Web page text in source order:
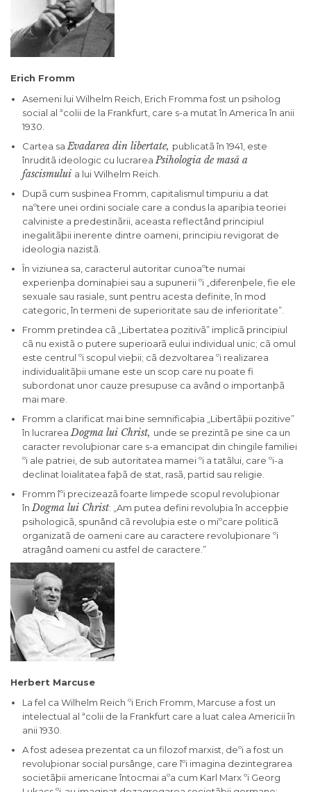
Erich Fromm
Asemeni lui Wilhelm Reich, Erich Fromma fost un psiholog
social al ªcolii de la Frankfurt, care s-a mutat în America în anii
1930.
Cartea sa Evadarea din libertate, publicatã în 1941, este
înruditã ideologic cu lucrarea Psihologia de masã a
fascismului a lui Wilhelm Reich.
Dupã cum susþinea Fromm, capitalismul timpuriu a dat
naºtere unei ordini sociale care a condus la apariþia teoriei
calviniste a predestinãrii, aceasta reflectând principiul
inegalitãþii inerente dintre oameni, principiu revigorat de
ideologia nazistã.
În viziunea sa, caracterul autoritar cunoaºte numai
experienþa dominaþiei sau a supunerii ºi „diferenþele, fie ele
sexuale sau rasiale, sunt pentru acesta definite, în mod
categoric, în termeni de superioritate sau de inferioritate”.
Fromm pretindea cã „Libertatea pozitivã” implicã principiul
cã nu existã o putere superioarã eului individual unic; cã omul
este centrul ºi scopul vieþii; cã dezvoltarea ºi realizarea
individualitãþii umane este un scop care nu poate fi
subordonat unor cauze presupuse ca având o importanþã
mai mare.
Fromm a clarificat mai bine semnificaþia „Libertãþii pozitive”
în lucrarea Dogma lui Christ, unde se prezintã pe sine ca un
caracter revoluþionar care s-a emancipat din chingile familiei
ºi ale patriei, de sub autoritatea mamei ºi a tatãlui, care ºi-a
declinat loialitatea faþã de stat, rasã, partid sau religie.
Fromm îºi precizeazã foarte limpede scopul revoluþionar
în Dogma lui Christ: „Am putea defini revoluþia în accepþie
psihologicã, spunând cã revoluþia este o miºcare politicã
organizatã de oameni care au caractere revoluþionare ºi
atragând oameni cu astfel de caractere.”
Herbert Marcuse
La fel ca Wilhelm Reich ºi Erich Fromm, Marcuse a fost un
intelectual al ªcolii de la Frankfurt care a luat calea Americii în
anii 1930.
A fost adesea prezentat ca un filozof marxist, deºi a fost un
revoluþionar social pursânge, care îºi imagina dezintegrarea
societãþii americane întocmai aºa cum Karl Marx ºi Georg